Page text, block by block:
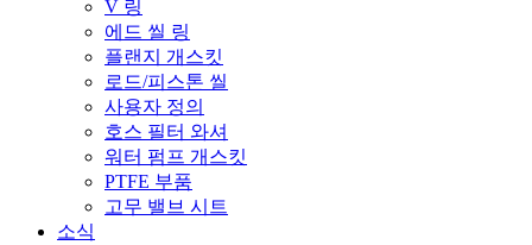
V 링
에드 씰 링
플랜지 개스킷
로드/피스톤 씰
사용자 정의
호스 필터 와셔
워터 펌프 개스킷
PTFE 부품
고무 밸브 시트
소식